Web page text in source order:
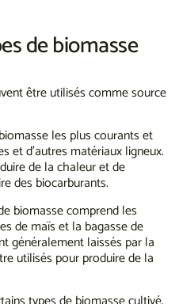
de biomasse
être utilisés comme source
les plus courants et
et d’autres matériaux ligneux.
de la chaleur et de
des biocarburants.
biomasse comprend les
de maïs et la bagasse de
généralement laissés par la
utilisés pour produire de la